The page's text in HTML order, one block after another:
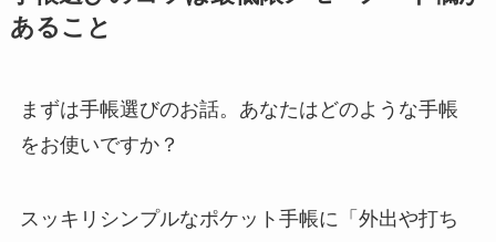
あること
まずは手帳選びのお話。あなたはどのような手帳
をお使いですか？
スッキリシンプルなポケット手帳に「外出や打ち